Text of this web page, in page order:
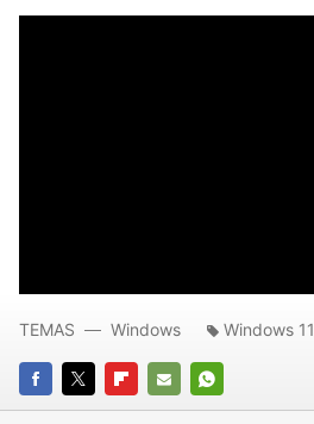
FACEBOOK
TWITTERFLIPBOARD
E-
WHATSAPP
TEMAS Windows Windows 11